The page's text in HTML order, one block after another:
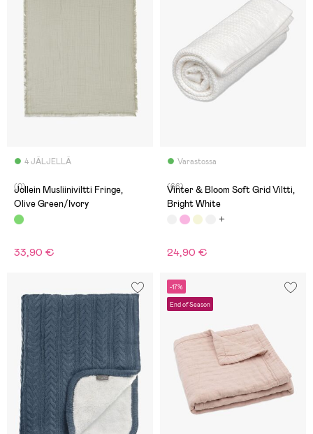
4 JÄLJELLÄ
(0)
Jollein Musliiniviltti Fringe,
Olive Green/Ivory
33,90 €
Varastossa
(66)
Vinter & Bloom Soft Grid Viltti,
Bright White
24,90 €
-17%
End of Season